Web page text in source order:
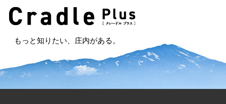
もっと知りたい、庄内がある。